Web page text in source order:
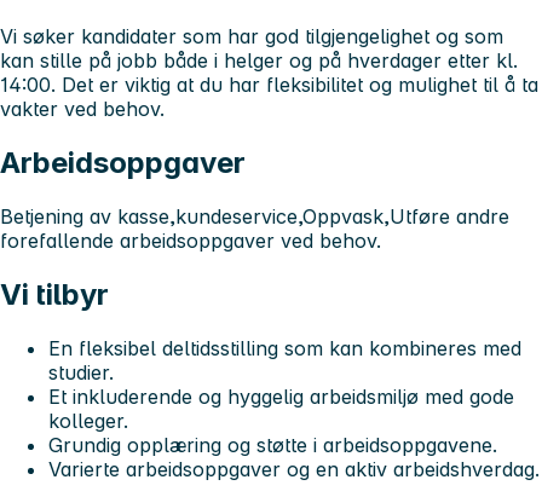
Vi søker kandidater som har god tilgjengelighet og som
kan stille på jobb både i helger og på hverdager etter kl.
14:00. Det er viktig at du har fleksibilitet og mulighet til å ta
vakter ved behov.
Arbeidsoppgaver
Betjening av kasse,kundeservice,Oppvask,Utføre andre
forefallende arbeidsoppgaver ved behov.
Vi tilbyr
En fleksibel deltidsstilling som kan kombineres med
studier.
Et inkluderende og hyggelig arbeidsmiljø med gode
kolleger.
Grundig opplæring og støtte i arbeidsoppgavene.
Varierte arbeidsoppgaver og en aktiv arbeidshverdag.